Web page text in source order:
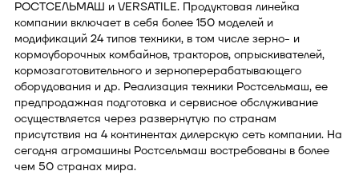
РОСТСЕЛЬМАШ и VERSATILE. Продуктовая линейка
компании включает в себя более 150 моделей и
модификаций 24 типов техники, в том числе зерно- и
кормоуборочных комбайнов, тракторов, опрыскивателей,
кормозаготовительного и зерноперерабатывающего
оборудования и др. Реализация техники Ростсельмаш, ее
предпродажная подготовка и сервисное обслуживание
осуществляется через развернутую по странам
присутствия на 4 континентах дилерскую сеть компании. На
сегодня агромашины Ростсельмаш востребованы в более
чем 50 странах мира.